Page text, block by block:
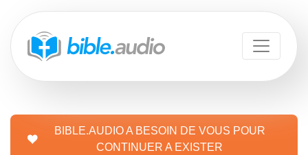
BIBLE.AUDIO A BESOIN DE VOUS POUR
CONTINUER A EXISTER